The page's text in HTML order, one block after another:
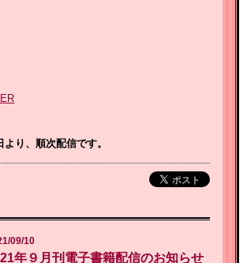
より、順次配信です。
09/10
年９月刊電子書籍配信のお知らせ